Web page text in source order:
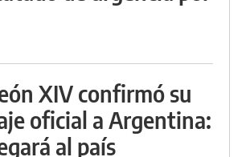
XIV confirmó su
oficial a Argentina:
al país